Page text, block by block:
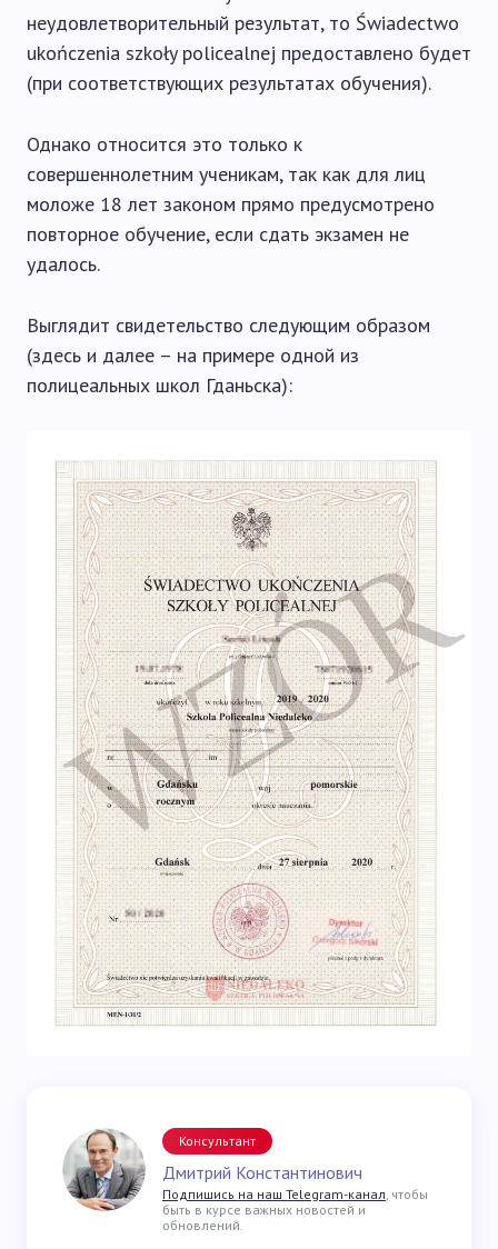
неудовлетворительный результат, то Świadectwo
ukończenia szkoły policealnej предоставлено будет
(при соответствующих результатах обучения).
Однако относится это только к
совершеннолетним ученикам, так как для лиц
моложе 18 лет законом прямо предусмотрено
повторное обучение, если сдать экзамен не
удалось.
Выглядит свидетельство следующим образом
(здесь и далее – на примере одной из
полицеальных школ Гданьска):
Консультант
Дмитрий Константинович
Подпишись на наш Telegram-канал , чтобы
быть в курсе важных новостей и
обновлений.